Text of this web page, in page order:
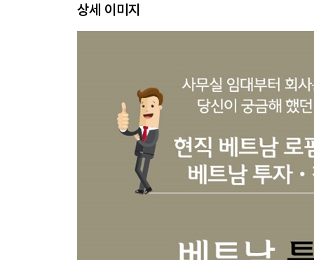
ㆍ회사 설립
ㆍ유한책임회사와 주식회사의 특징
ㆍ프로젝트 오피스
ㆍ대표 사무소
2) 회사 설립 후 변경 사항이 생겼을 때
ㆍ투자허가서, 투자등록증, 기업등록증은 언제 수
ㆍ투자허가서 수정 절차
ㆍ투자등록증과 기업등록증의 수정 절차
상세 이미지